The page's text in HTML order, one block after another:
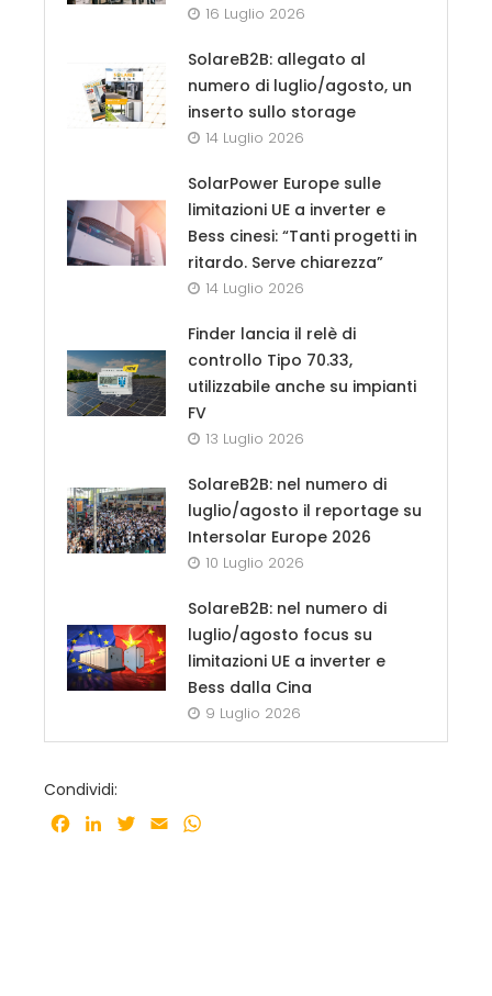
16 Luglio 2026
SolareB2B: allegato al
numero di luglio/agosto, un
inserto sullo storage
14 Luglio 2026
SolarPower Europe sulle
limitazioni UE a inverter e
Bess cinesi: “Tanti progetti in
ritardo. Serve chiarezza”
14 Luglio 2026
Finder lancia il relè di
controllo Tipo 70.33,
utilizzabile anche su impianti
FV
13 Luglio 2026
SolareB2B: nel numero di
luglio/agosto il reportage su
Intersolar Europe 2026
10 Luglio 2026
SolareB2B: nel numero di
luglio/agosto focus su
limitazioni UE a inverter e
Bess dalla Cina
9 Luglio 2026
Condividi:
Facebook
LinkedInTwitter
Email